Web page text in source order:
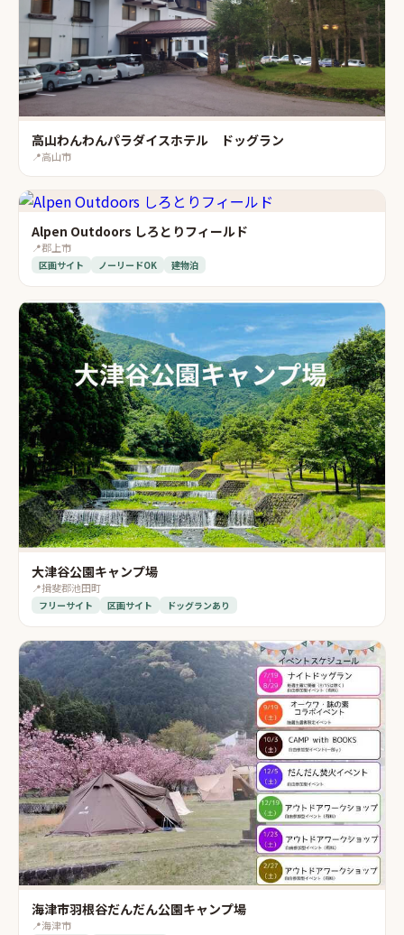
高山わんわんパラダイスホテル ドッグラン
📍高山市
Alpen Outdoors しろとりフィールド
📍郡上市
区画サイト ノーリードOK 建物泊
大津谷公園キャンプ場
📍揖斐郡池田町
フリーサイト 区画サイト ドッグランあり
海津市羽根谷だんだん公園キャンプ場
📍海津市